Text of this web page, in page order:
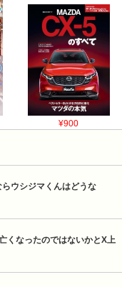
¥900
らウシジマくんはどうな
くなったのではないかとX上